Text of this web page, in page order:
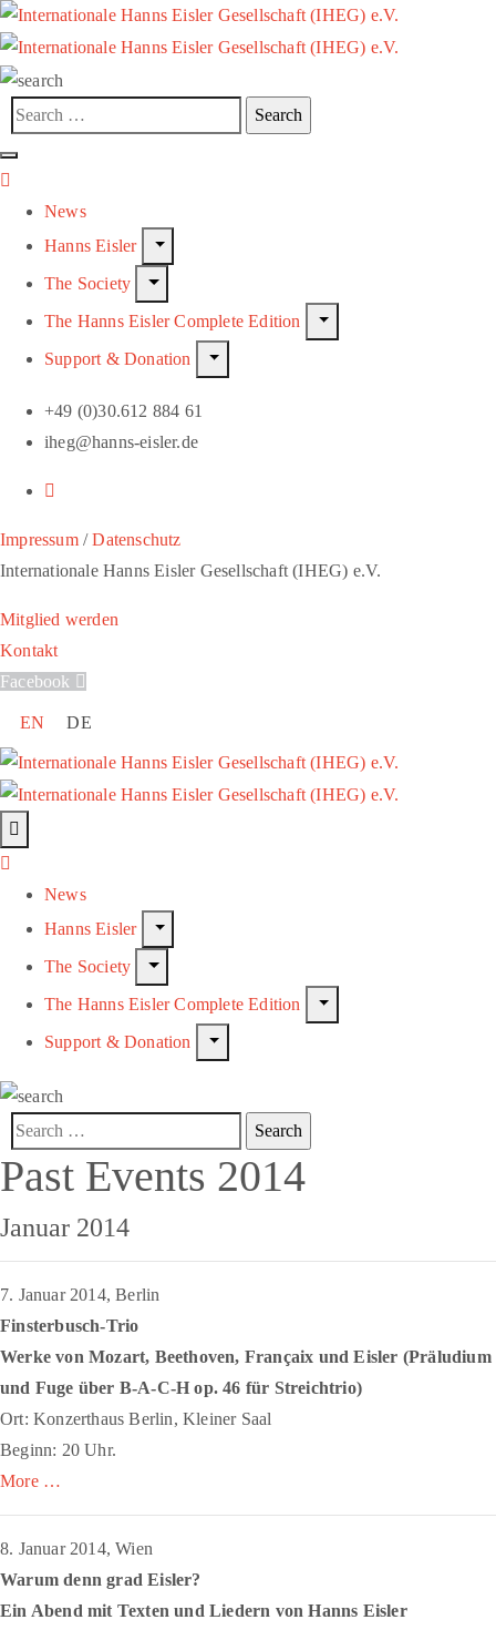
News
Hanns Eisler
The Society
The Hanns Eisler Complete Edition
Support & Donation
+49 (0)30.612 884 61
iheg@hanns-eisler.de
Impressum/Datenschutz
Internationale Hanns Eisler Gesellschaft (IHEG) e.V.
Mitglied werden
Kontakt
Facebook
EN DE
News
Hanns Eisler
The Society
The Hanns Eisler Complete Edition
Support & Donation
Past Events 2014
Januar 2014
7. Januar 2014, Berlin
Finsterbusch-Trio
Werke von Mozart, Beethoven, Françaix und Eisler (Präludium
und Fuge über B-A-C-H op. 46 für Streichtrio)
Ort: Konzerthaus Berlin, Kleiner Saal
Beginn: 20 Uhr.
More …
8. Januar 2014, Wien
Warum denn grad Eisler?
Ein Abend mit Texten und Liedern von Hanns Eisler